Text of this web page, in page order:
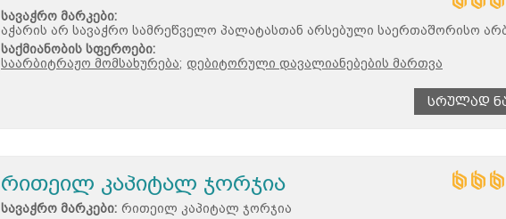
სავაჭრო მარკები:
აჭარის არ სავაჭრო სამრეწველო პალატასთან არსებული საერთაშორისო
საქმიანობის სფეროები:
საარბიტრაჟო მომსახურება; დებიტორული დავალიანებების მართვა
Სრულად
რითეილ კაპიტალ ჯორჯია
სავაჭრო მარკები: რითეილ კაპიტალ ჯორჯია